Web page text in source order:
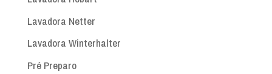
Lavadora Netter
Lavadora Winterhalter
Pré Preparo